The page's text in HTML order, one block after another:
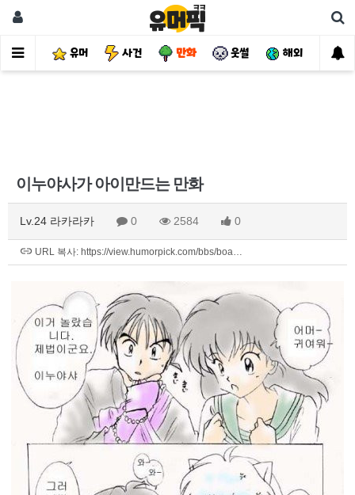
유머 사건 만화 웃썰 해외 핫
이누야사가 아이만드는 만화
Lv.24 라카라카 0 2584 0
URL 복사: https://view.humorpick.com/bbs/boa…